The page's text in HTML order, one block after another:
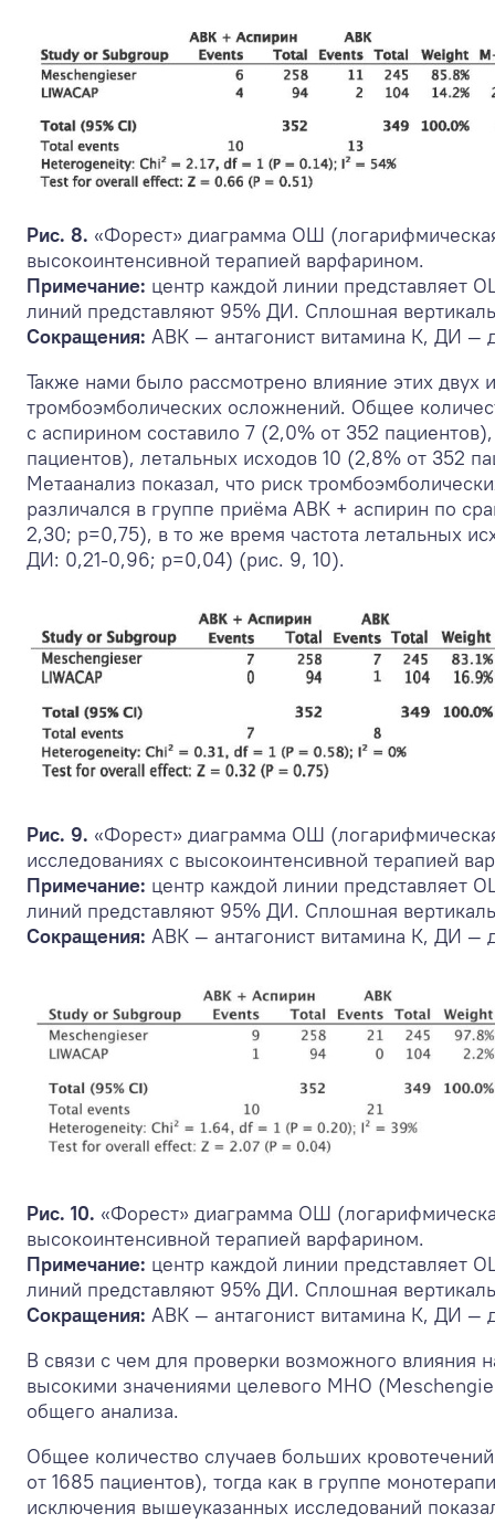
Рис. 8. «Форест» диаграмма ОШ
высокоинтенсивной терапией варфарином.
Примечание: центр каждой линии представляет
линий представляют 95% ДИ. Сплошная
Сокращения: АВК — антагонист витамина К, ДИ
Также нами было рассмотрено влияние этих
тромбоэмболических осложнений. Общее
с аспирином составило 7 (2,0% от 352
пациентов), летальных исходов 10 (2,8% от 352
Метаанализ показал, что риск
различался в группе приёма АВК + аспирин по
2,30; р=0,75), в то же время частота летальных
ДИ: 0,21-0,96; р=0,04) (рис. 9, 10).
Рис. 9. «Форест» диаграмма ОШ
исследованиях с высокоинтенсивной терапией
Примечание: центр каждой линии представляет
линий представляют 95% ДИ. Сплошная
Сокращения: АВК — антагонист витамина К, ДИ
Рис. 10. «Форест» диаграмма ОШ
высокоинтенсивной терапией варфарином.
Примечание: центр каждой линии представляет
линий представляют 95% ДИ. Сплошная
Сокращения: АВК — антагонист витамина К, ДИ
В связи с чем для проверки возможного влияния
высокими значениями целевого МНО
общего анализа.
Общее количество случаев больших
от 1685 пациентов), тогда как в группе
исключения вышеуказанных исследований